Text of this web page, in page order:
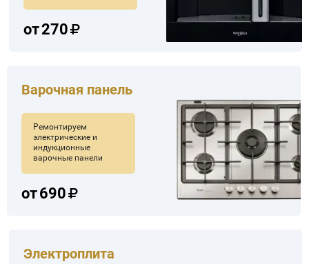
от270
Варочная панель
Ремонтируем
электрические и
индукционные
варочные панели
от690
Электроплита